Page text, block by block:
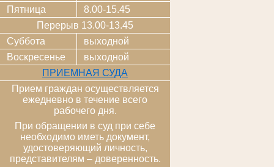
Пятница
8.00-15.45
Перерыв 13.00-13.45
Суббота
выходной
Воскресенье
выходной
ПРИЕМНАЯ СУДА
Прием граждан осуществляется
ежедневно в течение всего
рабочего дня.
При обращении в суд при себе
необходимо иметь документ,
удостоверяющий личность,
представителям – доверенность.